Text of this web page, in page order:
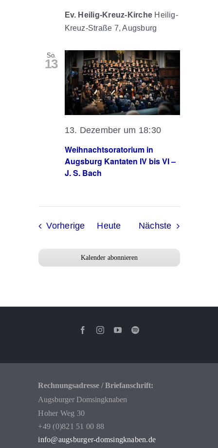
Ev. Heilig-Kreuz-Kirche Heilig-
Kreuz-Straße 7, Augsburg
So.
13
Weihnachtsoratorium in
Augsburg Kantaten IV bis VI –
J. S. Bach
13. Dezember um 18:30
VorherigeVeranstaltungen
Heute Nächste
Kalender abonnieren
Rechnungsadresse / Briefanschrift:
Augsburger Domsingknaben
Hoher Weg 30
+49 (0)821 51 00 88
info@augsburger-domsingknaben.de